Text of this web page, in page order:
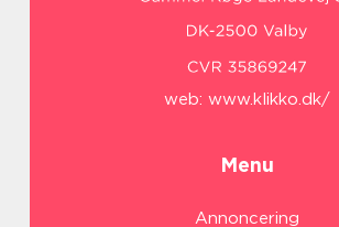
web: www.klikko.dk/
Menu
Annoncering